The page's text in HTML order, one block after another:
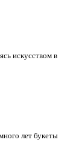
искусством в
лет букеты